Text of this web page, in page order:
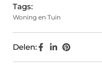
Tags:
Woning en Tuin
Delen: